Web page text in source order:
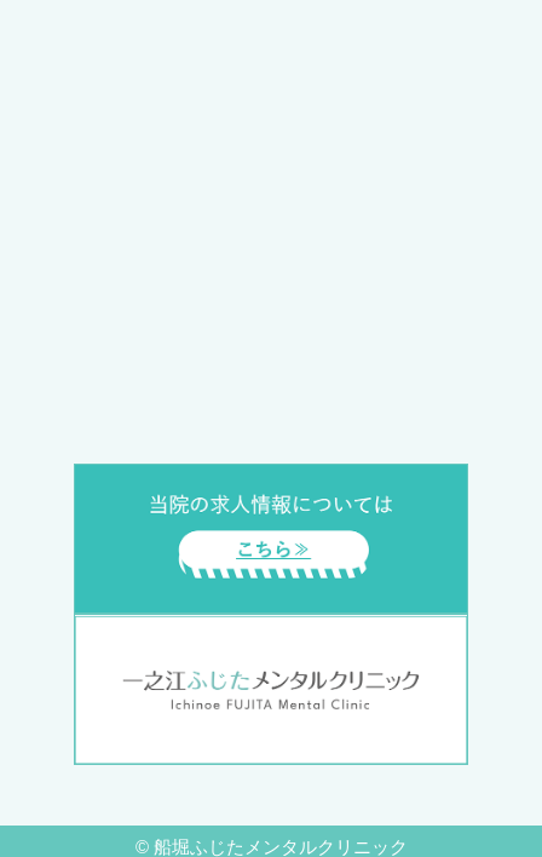
© 船堀ふじたメンタルクリニック